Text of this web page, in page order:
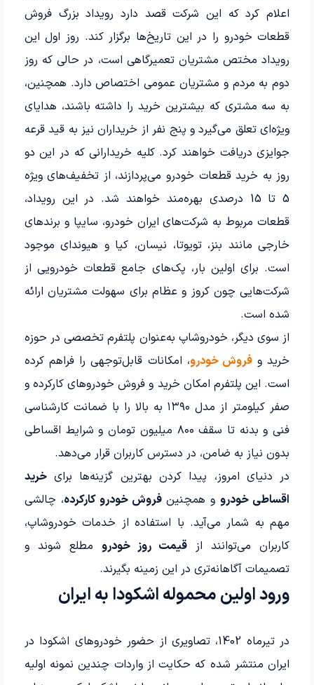
اعلام کرد که این شرکت قصد دارد رویداد بزرگ فروش
قطعات خودرو را در این تاریخ‌ها برگزار کند. روز اول این
رویداد مختص مشتریان تعمیرگاهی است، در حالی که روز
دوم به مردم و مشتریان عمومی اختصاص دارد. همچنین،
به سه مشتری که بیشترین خرید را داشته باشند، هدایای
ویژه‌ای تعلق می‌گیرد و پنج نفر از خریداران نیز به قید قرعه
جوایزی دریافت خواهند کرد. کلیه خریدارانی که در این دو
روز به خرید قطعات خودرو می‌پردازند، از تخفیف‌های ویژه
5 تا 15 درصدی بهره‌مند خواهند شد. در این رویداد،
قطعات مربوط به شرکت‌های ایران خودرو، سایپا و برندهای
خارجی مانند بنز، تویوتا، نیسان، کیا و هیوندای موجود
است. برای اولین بار، پک‌های جامع قطعات خودرویی از
شرکت‌هایی چون کروز و عظام برای سهولت مشتریان ارائه
شده است.
از سوی دیگر، خودروشاپ به‌عنوان پلتفرم تخصصی در حوزه
خرید وفروش خودرو، امکانات قابل‌توجهی را فراهم کرده
است. این پلتفرم امکان خرید و فروش خودروهای کارکرده و
صفر کیلومتر از مدل ۱۳۹۰ به بالا را با ضمانت کارشناسی
فنی و بدنه تا سقف ۸۰۰ میلیون تومان و شرایط اقساطی
بدون نیاز به ضامن، در دسترس کاربران قرار می‌دهد.
در دنیای امروز، پیدا کردن بهترین گزینه‌ها برایخرید
اقساطی خودروو همچنینفروش خودرو کارکرده، چالشی
مهم به شمار می‌آید. با استفاده از خدمات خودروشاپ،
کاربران می‌توانند از قیمت روز خودرو مطلع شوند و
تصمیمات آگاهانه‌تری در این زمینه بگیرند.
ورود اولین محموله اشکودا به ایران
در تیرماه 1402، تصاویری از حضور خودروهای اشکودا در
ایران منتشر شده که حکایت از واردات چندین نمونه اولیه